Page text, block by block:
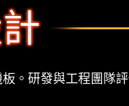
。研發與工程團隊